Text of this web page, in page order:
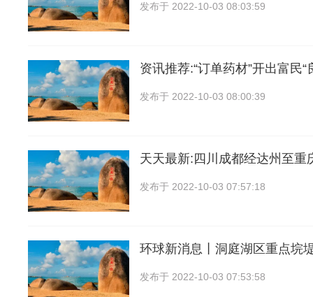
发布于 2022-10-03 08:03:59
资讯推荐:“订单药材”开出富民“
发布于 2022-10-03 08:00:39
天天最新:四川成都经达州至重
发布于 2022-10-03 07:57:18
环球新消息丨洞庭湖区重点垸
发布于 2022-10-03 07:53:58